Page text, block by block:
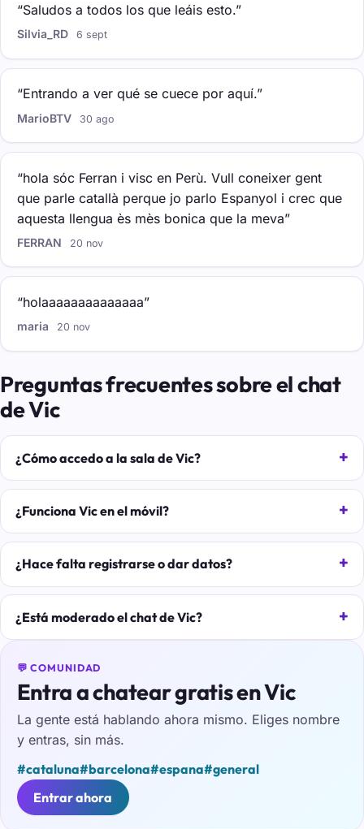
“Saludos a todos los que leáis esto.”
Silvia_RD 6 sept
“Entrando a ver qué se cuece por aquí.”
MarioBTV 30 ago
“hola sóc Ferran i visc en Perù. Vull coneixer gent
que parle catallà perque jo parlo Espanyol i crec que
aquesta llengua ès mès bonica que la meva”
FERRAN 20 nov
“holaaaaaaaaaaaaaa”
maria 20 nov
Preguntas frecuentes sobre el chat
de Vic
¿Cómo accedo a la sala de Vic?
¿Funciona Vic en el móvil?
¿Hace falta registrarse o dar datos?
¿Está moderado el chat de Vic?
💬 COMUNIDAD
Entra a chatear gratis en Vic
La gente está hablando ahora mismo. Eliges nombre
y entras, sin más.
#cataluna#barcelona#espana#general
Entrar ahora